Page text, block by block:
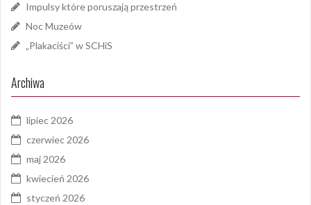
Impulsy które poruszają przestrzeń
Noc Muzeów
„Plakaciści” w SCHiS
Archiwa
lipiec 2026
czerwiec 2026
maj 2026
kwiecień 2026
styczeń 2026